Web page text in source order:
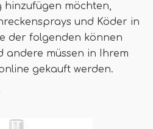
hinzufügen möchten,
und Köder in
der folgenden können
andere müssen in Ihrem
gekauft werden.